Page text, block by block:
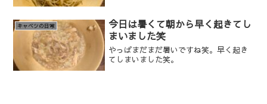
キャベツの日常
今日は暑くて朝から早く起きてし
まいました笑
やっぱまだまだ暑いですね笑。早く起き
てしまいました笑。